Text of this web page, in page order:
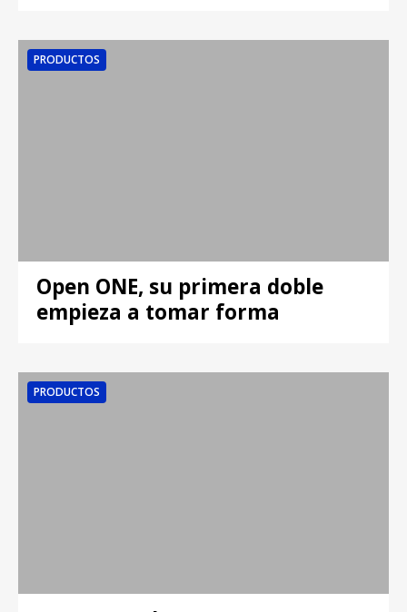
PRODUCTOS
Open ONE, su primera doble
empieza a tomar forma
PRODUCTOS